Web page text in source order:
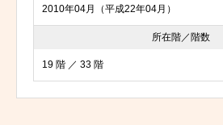
2010年04月（平成22年04月）
所在階／階数
19 階 ／ 33 階